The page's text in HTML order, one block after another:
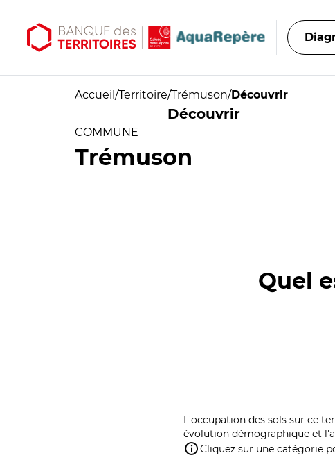
Accueil /Territoire/Trémuson/Découvrir
Découvrir
COMMUNE
Trémuson
Quel
L'occupation des sols sur ce
évolution démographique et
Cliquez sur une catégorie